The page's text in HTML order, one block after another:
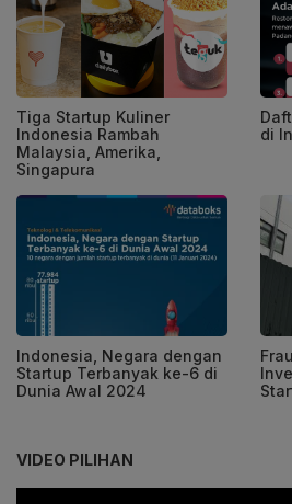
Tiga Startup Kuliner
Indonesia Rambah
Malaysia, Amerika,
Singapura
di
Indonesia, Negara dengan
Startup Terbanyak ke-6 di
Dunia Awal 2024
VIDEO PILIHAN